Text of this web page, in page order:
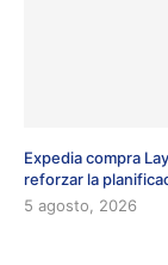
Expedia compra
reforzar la
5 agosto, 2026